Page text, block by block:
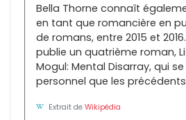
Bella Thorne connaît
en tant que romancière en
de romans, entre 2015 et 2016.
publie un quatrième roman,
Mogul: Mental Disarray, qui
personnel que les
Extrait deWikipédia